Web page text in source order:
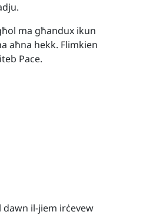
ma għandux ikun
aħna hekk. Flimkien
Pace.
il-jiem irċevew